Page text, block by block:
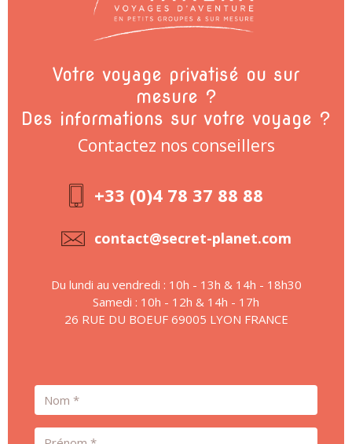
Votre voyage privatisé ou sur
mesure ?
Des informations sur votre voyage ?
Contactez nos conseillers
+33 (0)4 78 37 88 88
contact@secret-planet.com
Du lundi au vendredi : 10h - 13h & 14h - 18h30
Samedi : 10h - 12h & 14h - 17h
26 RUE DU BOEUF 69005 LYON FRANCE
Nom
Prénom